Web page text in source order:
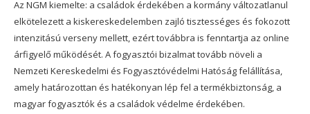
Az NGM kiemelte: a családok érdekében a kormány változatlanul
elkötelezett a kiskereskedelemben zajló tisztességes és fokozott
intenzitású verseny mellett, ezért továbbra is fenntartja az online
árfigyelő működését. A fogyasztói bizalmat tovább növeli a
Nemzeti Kereskedelmi és Fogyasztóvédelmi Hatóság felállítása,
amely határozottan és hatékonyan lép fel a termékbiztonság, a
magyar fogyasztók és a családok védelme érdekében.